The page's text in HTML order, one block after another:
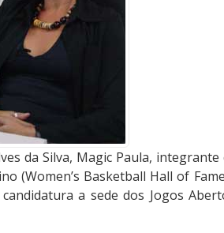
da Silva, Magic Paula, integrante
(Women’s Basketball Hall of
a sede dos Jogos